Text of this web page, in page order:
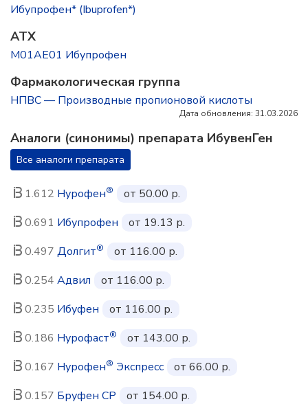
Ибупрофен* (Ibuprofen*)
ATX
M01AE01 Ибупрофен
Фармакологическая группа
НПВС — Производные пропионовой кислоты
Дата обновления: 31.03.2026
Аналоги (синонимы) препарата ИбувенГен
Все аналоги препарата
1.612 Нурофен®
от 50.00 р.
0.691 Ибупрофен
от 19.13 р.
0.497 Долгит®
от 116.00 р.
0.254 Адвил
от 116.00 р.
0.235 Ибуфен
от 116.00 р.
0.186 Нурофаст®
от 143.00 р.
0.167 Нурофен® Экспресс
от 66.00 р.
0.157 Бруфен СР
от 154.00 р.